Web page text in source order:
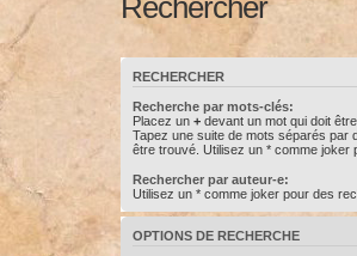
Rechercher
RECHERCHER
Recherche par mots-clés:
Placez un +devant un mot qui doit
Tapez une suite de mots séparés par
être trouvé. Utilisez un * comme joker
Rechercher par auteur-e:
Utilisez un * comme joker pour des
OPTIONS DE RECHERCHE